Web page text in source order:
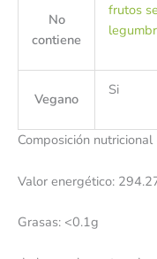
No
contiene
frutos
Vegano
Si
Composición
Valor energético:
Grasas: <0.1g